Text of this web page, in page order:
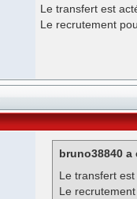
Le transfert est
Le recrutement
bruno38840 a
Le transfert
Le